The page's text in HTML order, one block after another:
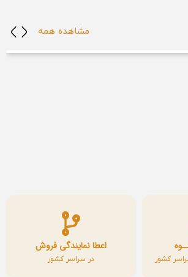
مشاهده همه
خواص قهوه عربیکا برای لاغری: آیا قهوه عربیکا به کاهش
کشور
اعطا نمایندگی فروش
در سراسر کشور